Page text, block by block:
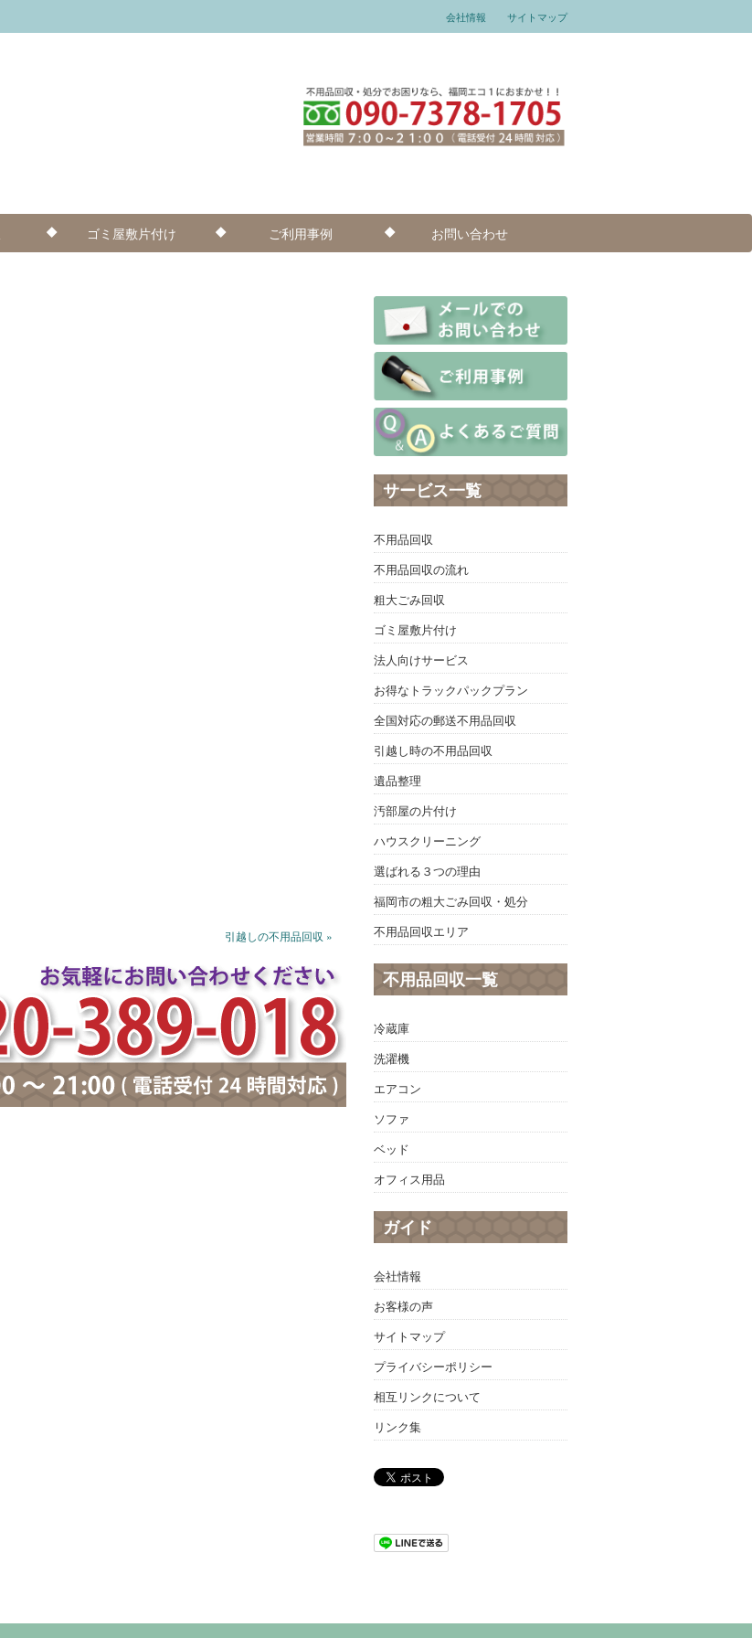
会社情報 サイトマップ
ゴミ屋敷片付け ご利用事例
お問い合わせ
引越しの不用品回収 »
サービス一覧
不用品回収
不用品回収の流れ
粗大ごみ回収
ゴミ屋敷片付け
法人向けサービス
お得なトラックパックプラン
全国対応の郵送不用品回収
引越し時の不用品回収
遺品整理
汚部屋の片付け
ハウスクリーニング
選ばれる３つの理由
福岡市の粗大ごみ回収・処分
不用品回収エリア
不用品回収一覧
冷蔵庫
洗濯機
エアコン
ソファ
ベッド
オフィス用品
ガイド
会社情報
お客様の声
サイトマップ
プライバシーポリシー
相互リンクについて
リンク集